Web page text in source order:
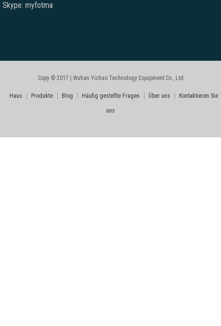
Skype: myfotma
Copy © 2017 | Wuhan Yichao Technology Equipment Co., Ltd
Haus Produkte Blog Häufig gestellte Fragen Über uns Kontaktieren Sie
uns